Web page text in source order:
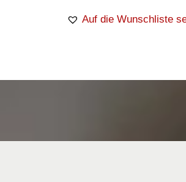
Auf die Wunschliste